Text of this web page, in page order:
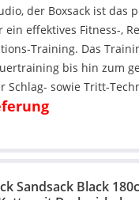
der Boxsack ist das
effektives Fitness-,
Training. Das
bis hin zum
Schlag- sowie Tritt-
Sandsack Black